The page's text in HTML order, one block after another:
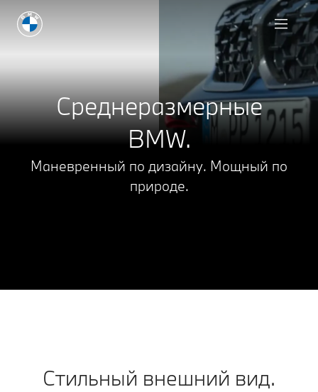
Среднеразмерные
BMW.
Маневренный по дизайну. Мощный по
природе.
Запрос на
Стильный внешний вид.